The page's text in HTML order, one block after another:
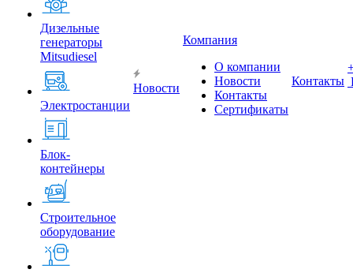
Дизельные
генераторы
Mitsudiesel
Электростанции
Блок-
контейнеры
Строительное
оборудование
Новости
Компания
О компании
Новости
Контакты
Сертификаты
Контакты